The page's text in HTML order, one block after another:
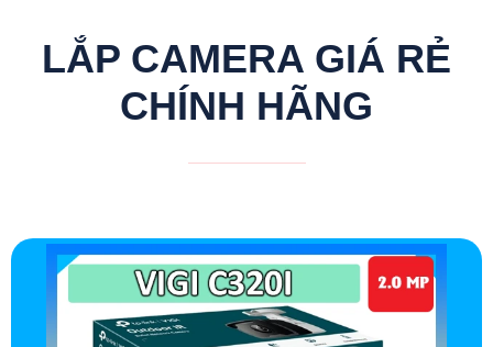
LẮP CAMERA GIÁ RẺ
CHÍNH HÃNG